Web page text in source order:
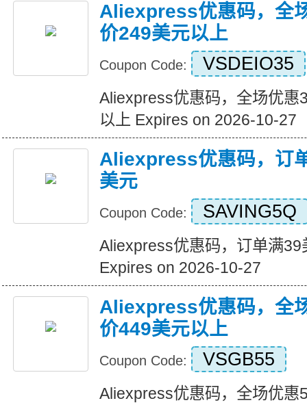
Aliexpress优惠码，全
价249美元以上
Coupon Code: VSDEIO35
Aliexpress优惠码，全场优惠
以上 Expires on 2026-10-27
Aliexpress优惠码，订
美元
Coupon Code: SAVING5Q
Aliexpress优惠码，订单满39
Expires on 2026-10-27
Aliexpress优惠码，全
价449美元以上
Coupon Code: VSGB55
Aliexpress优惠码，全场优惠